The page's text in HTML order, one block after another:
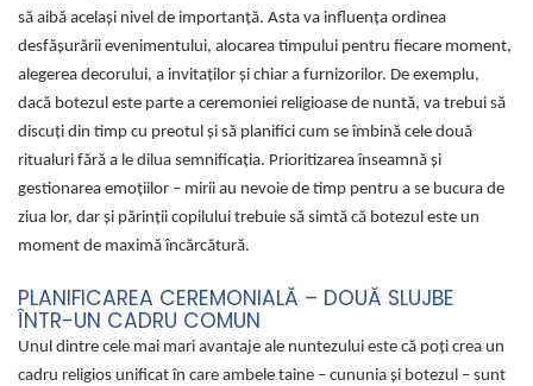
să aibă același nivel de importanță. Asta va influența ordinea
desfășurării evenimentului, alocarea timpului pentru fiecare moment,
alegerea decorului, a invitaților și chiar a furnizorilor. De exemplu,
dacă botezul este parte a ceremoniei religioase de nuntă, va trebui să
discuți din timp cu preotul și să planifici cum se îmbină cele două
ritualuri fără a le dilua semnificația. Prioritizarea înseamnă și
gestionarea emoțiilor – mirii au nevoie de timp pentru a se bucura de
ziua lor, dar și părinții copilului trebuie să simtă că botezul este un
moment de maximă încărcătură.
PLANIFICAREA CEREMONIALĂ – DOUĂ SLUJBE
ÎNTR-UN CADRU COMUN
Unul dintre cele mai mari avantaje ale nuntezului este că poți crea un
cadru religios unificat în care ambele taine – cununia și botezul – sunt